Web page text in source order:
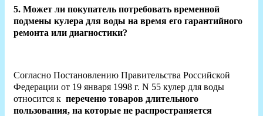
5. Может ли покупатель потребовать временной
подмены кулера для воды на время его гарантийного
ремонта или диагностики?
Согласно Постановлению Правительства Российской
Федерации от 19 января 1998 г. N 55 кулер для воды
относится к переченю товаров длительного
пользования, на которые не распространяется